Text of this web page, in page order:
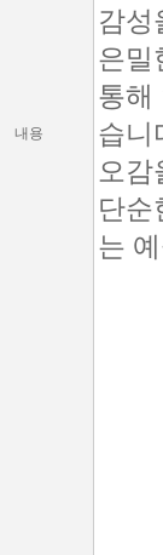
내용
감성
은밀
통해
습니
오감
단순
는